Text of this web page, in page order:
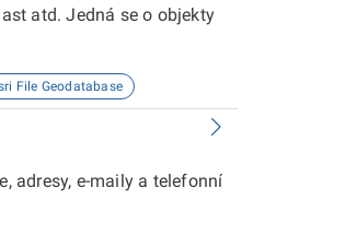
atd. Jedná se o objekty
File Geodatabase
adresy, e-maily a telefonní